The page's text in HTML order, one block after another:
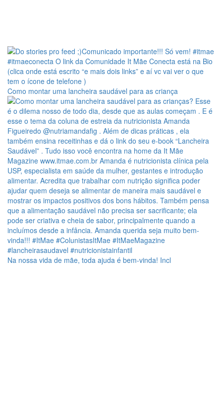
Como montar uma lancheira saudável para as criança
Na nossa vida de mãe, toda ajuda é bem-vinda! Incl